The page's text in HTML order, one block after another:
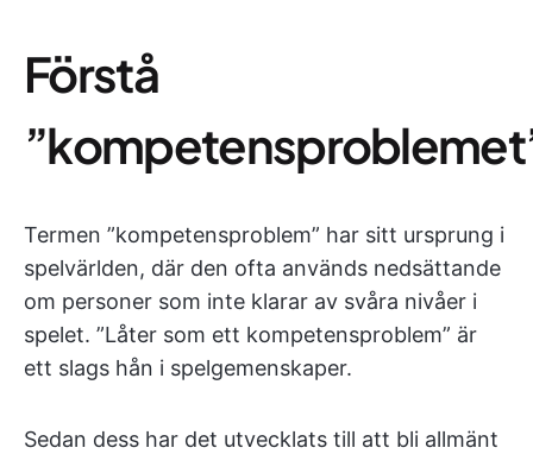
Förstå
Termen ”kompetensproblem” har sitt ursprung i
spelvärlden, där den ofta används nedsättande
om personer som inte klarar av svåra nivåer i
spelet. ”Låter som ett kompetensproblem” är
ett slags hån i spelgemenskaper.
Sedan dess har det utvecklats till att bli allmänt